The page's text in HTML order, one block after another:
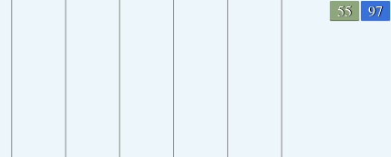
55 97